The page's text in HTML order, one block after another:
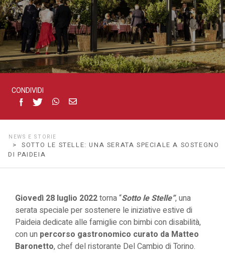
di
Paideia
CONDIVIDI
NEWS E STORIE
> SOTTO LE STELLE: UNA SERATA SPECIALE A SOSTEGNO
DI PAIDEIA
Giovedì 28 luglio 2022torna “Sotto le Stelle”, una
serata speciale per sostenere le iniziative estive di
Paideia dedicate alle famiglie con bimbi con disabilità,
con un percorso gastronomico curato da Matteo
Baronetto, chef del ristorante Del Cambio di Torino.